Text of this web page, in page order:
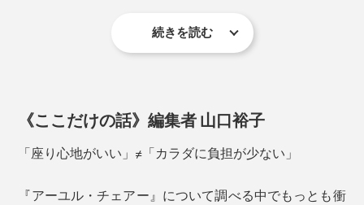
キャスターはウレタン製。ナイロンのものよりも床をキ
腰あて下の二次元コードを読み取ると、正しい座り方の説明を見ることができる
成。脚を組もうとしても、かなり無理をしないと組めま
続きを読む
《ここだけの話》編集者 山口裕子
「座り心地がいい」≠「カラダに負担が少ない」
『アーユル・チェアー』について調べる中でもっとも衝